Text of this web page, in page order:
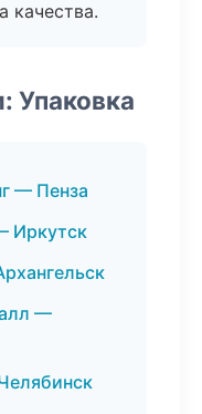
качества.
Упаковка
— Пенза
Иркутск
—